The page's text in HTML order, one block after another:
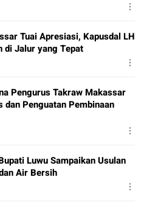
Tuai Apresiasi, Kapusdal LH
di Jalur yang Tepat
Pengurus Takraw Makassar
dan Penguatan Pembinaan
Luwu Sampaikan Usulan
Air Bersih